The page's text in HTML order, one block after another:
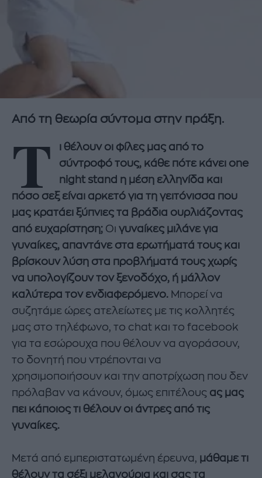
Από τη θεωρία σύντομα στην πράξη.
Τ
ι θέλουν οι φίλες μας από το
σύντροφό τους, κάθε πότε κάνει one
night stand η μέση ελληνίδα και
πόσο σεξ είναι αρκετό για τη γειτόνισσα που
μας κρατάει ξύπνιες τα βράδια ουρλιάζοντας
από ευχαρίστηση; Οι γυναίκες μιλάνε για
γυναίκες, απαντάνε στα ερωτήματά τους και
βρίσκουν λύση στα προβλήματά τους χωρίς
να υπολογίζουν τον ξενοδόχο, ή μάλλον
καλύτερα τον ενδιαφερόμενο. Μπορεί να
συζητάμε ώρες ατελείωτες με τις κολλητές
μας στο τηλέφωνο, το chat και το facebook
για τα εσώρουχα που θέλουν να αγοράσουν,
το δονητή που ντρέπονται να
χρησιμοποιήσουν και την αποτρίχωση που δεν
πρόλαβαν να κάνουν, όμως επιτέλους ας μας
πει κάποιος τι θέλουν οι άντρες από τις
γυναίκες.
Μετά από εμπεριστατωμένη έρευνα, μάθαμε τι
θέλουν τα σέξι μελανούρια και σας τα